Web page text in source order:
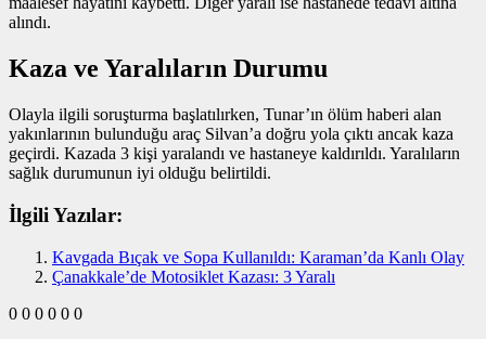
alındı.
Kaza ve Yaralıların Durumu
Olayla ilgili soruşturma başlatılırken, Tunar’ın ölüm haberi alan
yakınlarının bulunduğu araç Silvan’a doğru yola çıktı ancak kaza
geçirdi. Kazada 3 kişi yaralandı ve hastaneye kaldırıldı. Yaralıların
sağlık durumunun iyi olduğu belirtildi.
İlgili Yazılar:
Kavgada Bıçak ve Sopa Kullanıldı: Karaman’da Kanlı Olay
Çanakkale’de Motosiklet Kazası: 3 Yaralı
0 0 0 0 0 0